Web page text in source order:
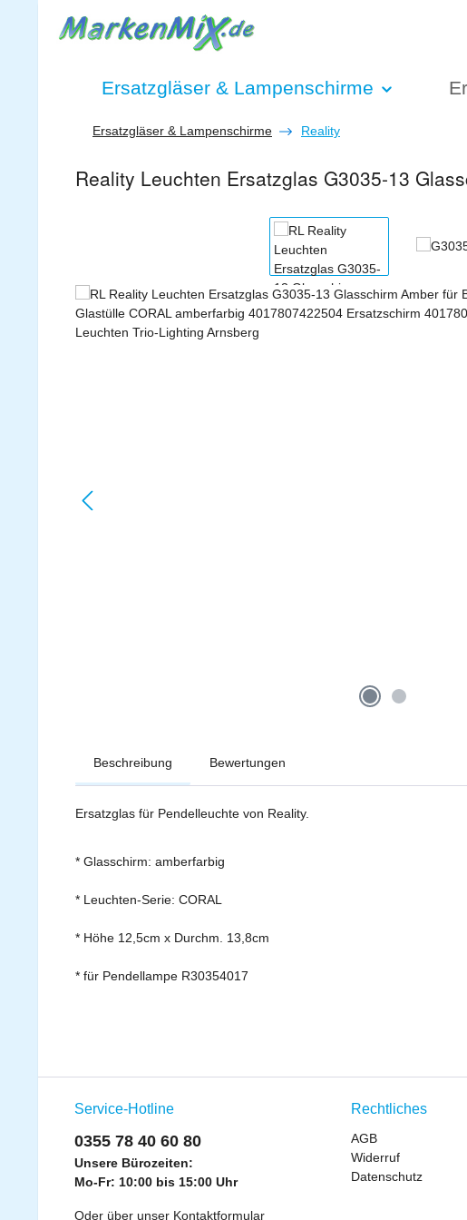
Hauptinhalt springen
Zur Suche springen
Zur Hauptnavigation springen
Ersatzgläser & Lampenschirme
Ersatzgläser & Lampenschirme Reality
Reality Leuchten Ersatzglas G3035-13
Beschreibung Bewertungen
Ersatzglas für Pendelleuchte von Reality.
* Glasschirm: amberfarbig
* Leuchten-Serie: CORAL
* Höhe 12,5cm x Durchm. 13,8cm
* für Pendellampe R30354017
Service-Hotline
0355 78 40 60 80
Unsere Bürozeiten:
Mo-Fr: 10:00 bis 15:00 Uhr
Oder über unser Kontaktformular
Rechtliches
AGB
Widerruf
Datenschutz